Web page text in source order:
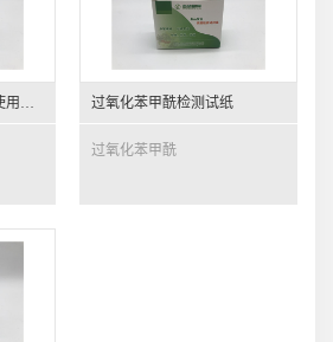
消毒液有效氯检测试纸使用说明书 过氧化苯甲酰检测试纸
过氧化苯甲酰